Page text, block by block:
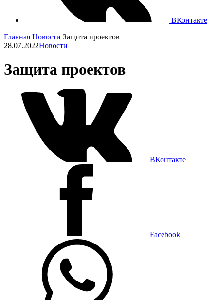
ВКонтакте
Главная Новости Защита проектов
28.07.2022Новости
Защита проектов
ВКонтакте
Facebook